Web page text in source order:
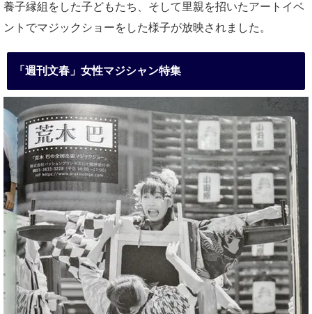
養子縁組をした子どもたち、そして里親を招いたアートイベ
ントでマジックショーをした様子が放映されました。
「週刊文春」女性マジシャン特集